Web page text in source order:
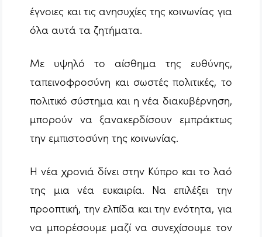
έγνοιες και τις ανησυχίες της κοινωνίας για
όλα αυτά τα ζητήματα.
Με υψηλό το αίσθημα της ευθύνης,
ταπεινοφροσύνη και σωστές πολιτικές, το
πολιτικό σύστημα και η νέα διακυβέρνηση,
μπορούν να ξανακερδίσουν εμπράκτως
την εμπιστοσύνη της κοινωνίας.
Η νέα χρονιά δίνει στην Κύπρο και το λαό
της μια νέα ευκαιρία. Να επιλέξει την
προοπτική, την ελπίδα και την ενότητα, για
να μπορέσουμε μαζί να συνεχίσουμε τον